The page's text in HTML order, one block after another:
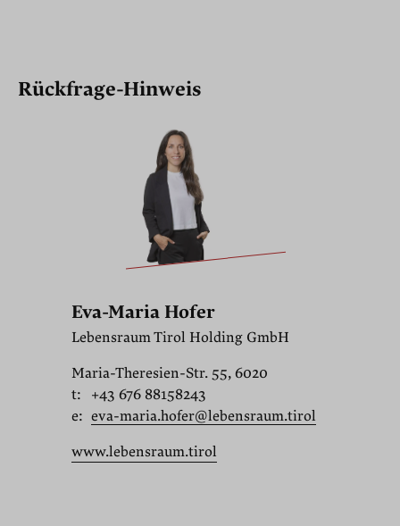
Rückfrage-Hinweis
Eva-Maria Hofer
Lebensraum Tirol Holding GmbH
Maria-Theresien-Str. 55, 6020
t:
+43 676 88158243
e: eva-maria.hofer@lebensraum.tirol
www.lebensraum.tirol